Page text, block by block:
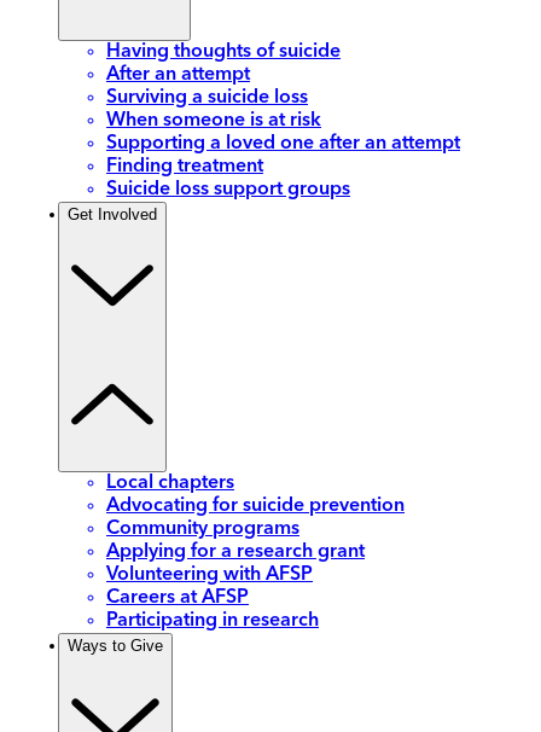
Having thoughts of suicide
After an attempt
Surviving a suicide loss
When someone is at risk
Supporting a loved one after an attempt
Finding treatment
Suicide loss support groups
Get Involved
Local chapters
Advocating for suicide prevention
Community programs
Applying for a research grant
Volunteering with AFSP
Careers at AFSP
Participating in research
Ways to Give